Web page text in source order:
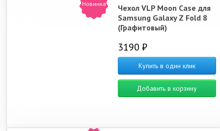
Новинка
Чехол VLP Moon Case для
Samsung Galaxy Z Fold 8
(Графитовый)
3190 ₽
Купить в один клик
Добавить в корзину